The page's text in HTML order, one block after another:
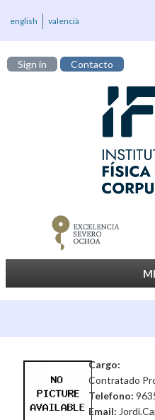
english valencià
Sign in Contacto
Cargo:
Contratado
Telefono:
Email: